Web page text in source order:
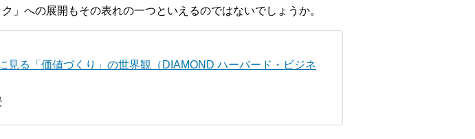
」への展開もその表れの一つといえるのではないでしょうか。
見る「価値づくり」の世界観（DIAMOND ハーバード・ビジネ